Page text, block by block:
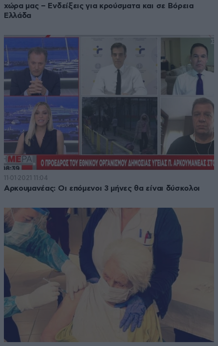
χώρα μας – Ενδείξεις για κρούσματα και σε Βόρεια
Ελλάδα
11·01·2021 11:04
Αρκουμανέας: Οι επόμενοι 3 μήνες θα είναι δύσκολοι